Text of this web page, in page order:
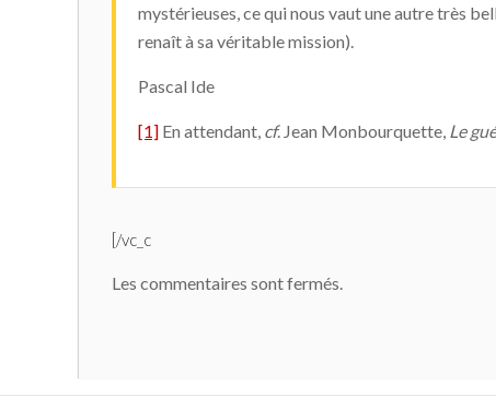
mystérieuses, ce qui nous vaut une autre très
renaît à sa véritable mission).
Pascal Ide
[1] En attendant, cf. Jean Monbourquette, Le
[/vc_c
Les commentaires sont fermés.